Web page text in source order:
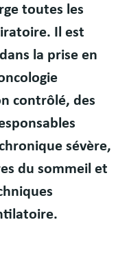
toutes les
Il est
la prise en
contrôlé, des
sévère,
du sommeil et